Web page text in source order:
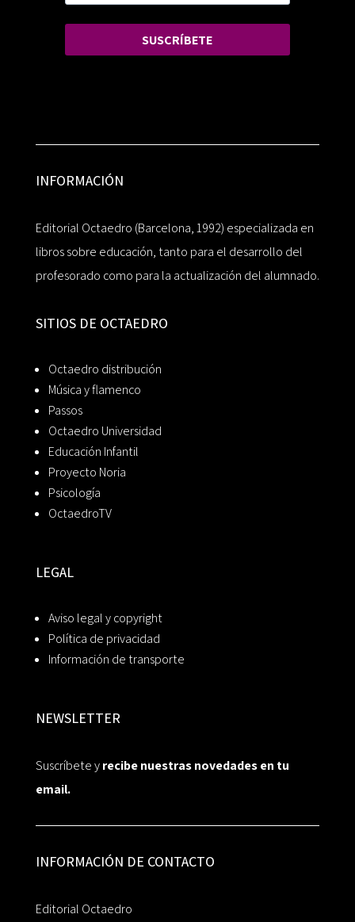
SUSCRÍBETE
INFORMACIÓN
Editorial Octaedro (Barcelona, 1992) especializada en
libros sobre educación, tanto para el desarrollo del
profesorado como para la actualización del alumnado.
SITIOS DE OCTAEDRO
Octaedro distribución
Música y flamenco
Passos
Octaedro Universidad
Educación Infantil
Proyecto Noria
Psicología
OctaedroTV
LEGAL
Aviso legal y copyright
Política de privacidad
Información de transporte
NEWSLETTER
Suscríbete yrecibe nuestras novedades en tu
email.
INFORMACIÓN DE CONTACTO
Editorial Octaedro